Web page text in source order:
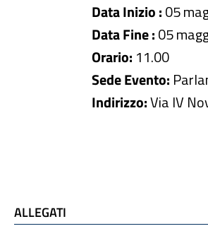
Data Inizio :05
Data Fine :05
Orario: 11.00
Sede Evento:
Indirizzo:Via IV
ALLEGATI e TI POTREBBE
ALLEGATI